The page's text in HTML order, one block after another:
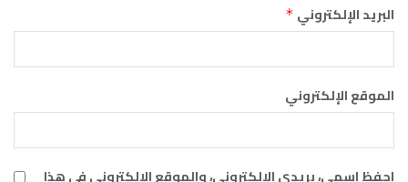
والموقع الإلكتروني في هذا